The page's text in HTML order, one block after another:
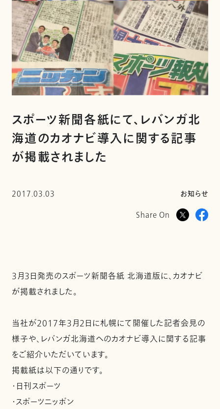
スポーツ新聞各紙にて、レバンガ北
海道のカオナビ導入に関する記事
が掲載されました
2017.03.03 お知らせ
Share On
3月3日発売のスポーツ新聞各紙 北海道版に、カオナビ
が掲載されました。
当社が2017年3月2日に札幌にて開催した記者会見の
様子や、レバンガ北海道へのカオナビ導入に関する記事
をご紹介いただいています。
掲載紙は以下の通りです。
・日刊スポーツ
・スポーツニッポン